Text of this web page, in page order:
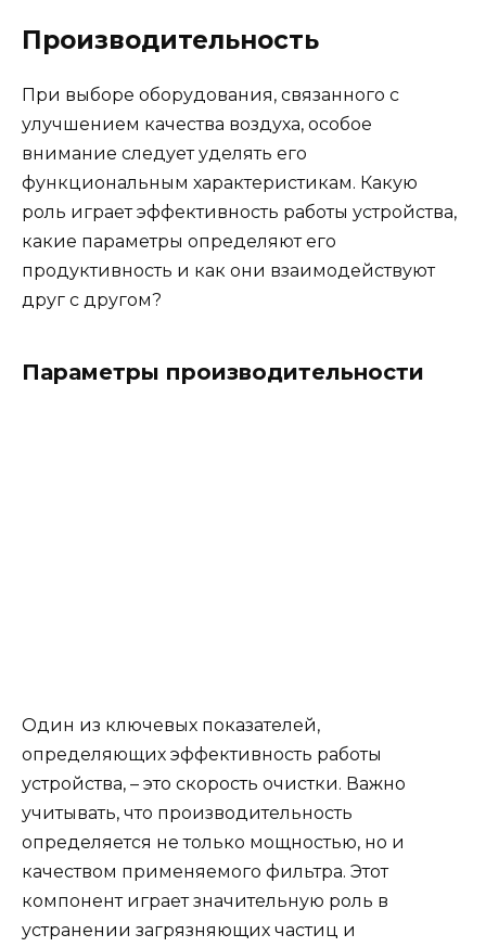
Производительность
При выборе оборудования, связанного с
улучшением качества воздуха, особое
внимание следует уделять его
функциональным характеристикам. Какую
роль играет эффективность работы устройства,
какие параметры определяют его
продуктивность и как они взаимодействуют
друг с другом?
Параметры производительности
Один из ключевых показателей,
определяющих эффективность работы
устройства, – это скорость очистки. Важно
учитывать, что производительность
определяется не только мощностью, но и
качеством применяемого фильтра. Этот
компонент играет значительную роль в
устранении загрязняющих частиц и